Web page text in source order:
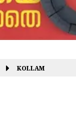
KOLLAM